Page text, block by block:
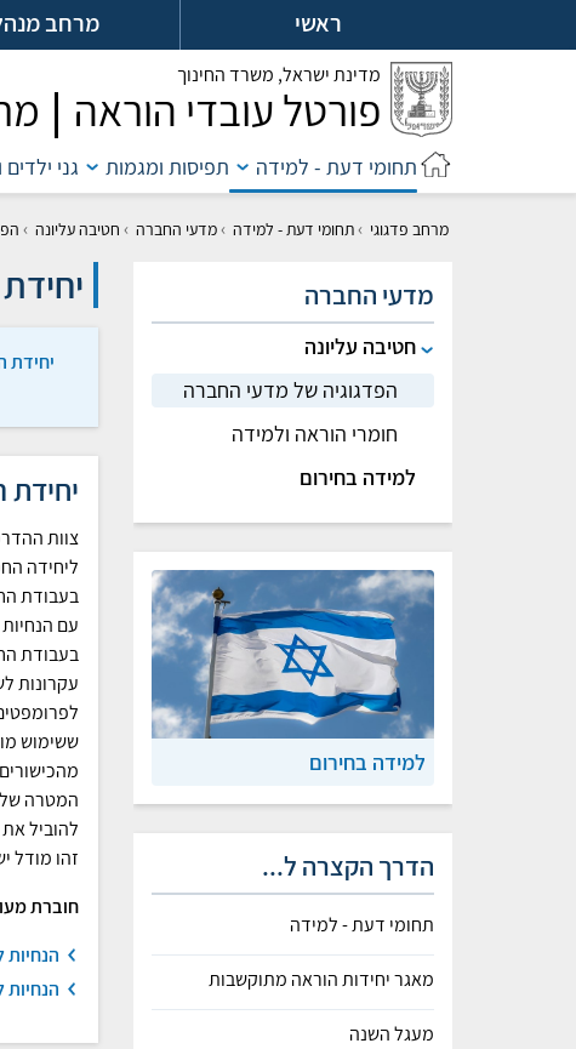
אל
ראשי מרחב
מדינת ישראל, משרד החינוך
פורטל עובדי הוראה
תחומי דעת - למידה תפיסות ומגמות גני
מרחב פדגוגי ›תחומי דעת - למידה ›מדעי החברה › חטיבה עליונה ›
יחידת
צוות
ליחידה
בעבודת
עם
בעבודת
עקרונות
ששימוש
המטרה
להוביל
זהו מודל
חוברת
הנחיות
מדעי החברה
חטיבה עליונה
הפדגוגיה של מדעי החברה
חומרי הוראה ולמידה
למידה בחירום
למידה בחירום
הדרך הקצרה ל...
תחומי דעת - למידה
מאגר יחידות הוראה מתוקשבות
מעגל השנה